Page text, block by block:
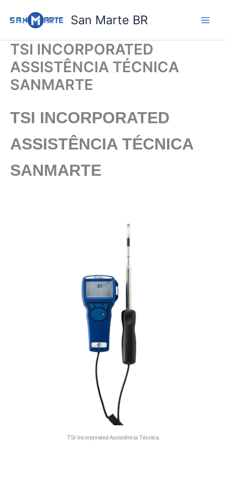
para
conteúdo
San Marte BR
TSI INCORPORATED
ASSISTÊNCIA TÉCNICA
SANMARTE
TSI INCORPORATED
ASSISTÊNCIA TÉCNICA
SANMARTE
TSI Incorporated Assistência Técnica